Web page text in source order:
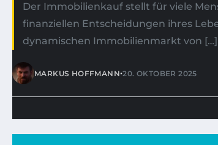
Der Immobilienkauf stellt für viele
finanziellen Entscheidungen ihres
dynamischen Immobilienmarkt von […]
MARKUS HOFFMANN•20. OKTOBER 2025